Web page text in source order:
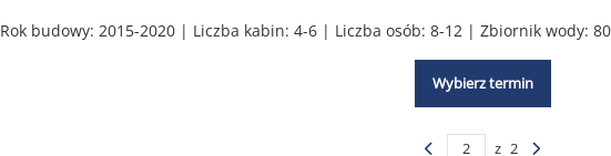
Rok budowy: 2015-2020 | Liczba kabin: 4-6 | Liczba osób: 8-12 | Zbiornik wody:
Wybierz termin
z 2